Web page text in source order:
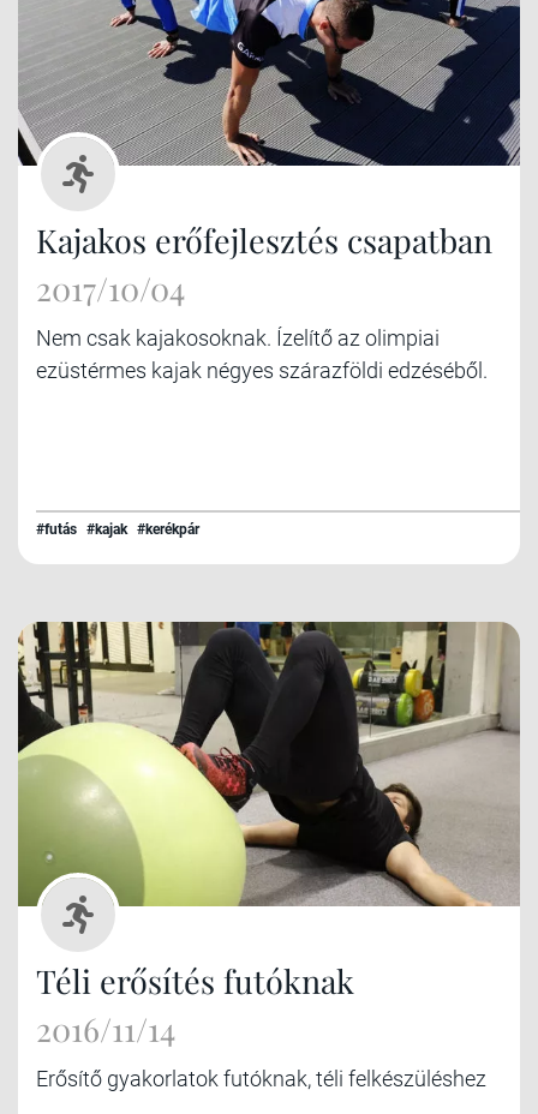
Kajakos erőfejlesztés csapatban
2017/10/04
Nem csak kajakosoknak. Ízelítő az olimpiai
ezüstérmes kajak négyes szárazföldi edzéséből.
#futás #kajak #kerékpár
Téli erősítés futóknak
2016/11/14
Erősítő gyakorlatok futóknak, téli felkészüléshez